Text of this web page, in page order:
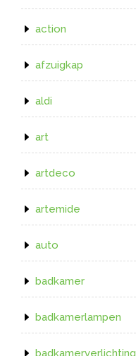
action
afzuigkap
aldi
art
artdeco
artemide
auto
badkamer
badkamerlampen
badkamerverlichting